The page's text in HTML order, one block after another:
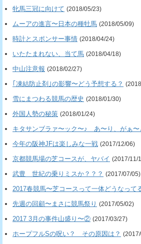
牝馬三冠に向けて (2018/05/23)
ムーアの進言〜日本の種牡馬 (2018/05/09)
時計とスポンサー事情 (2018/04/24)
いたたまれない、当て馬 (2018/04/18)
中山注意報 (2018/02/27)
｢凍結防止剤｣の影響〜どう予想する？
雪にまつわる競馬の歴史 (2018/01/30)
外国人勢の秘策 (2018/01/24)
キタサンブラァ〜ック〜♪ あ〜り、がぁ〜
今年の阪神JFは楽しみな一戦 (2017/12/06)
京都競馬場の芝コースが、ヤバイ (2017/11/
武豊 世紀の乗りミスか？？？ (2017/07/05)
2017春競馬〜芝コースって一体どうなって
先週の回顧〜まさに競馬祭り (2017/05/02)
2017 3月の事件山盛り〜② (2017/03/27)
ホープフルSの呪い？ その原因は？